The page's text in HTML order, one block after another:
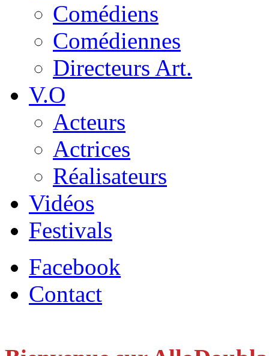
Comédiens
Comédiennes
Directeurs Art.
V.O
Acteurs
Actrices
Réalisateurs
Vidéos
Festivals
Facebook
Contact